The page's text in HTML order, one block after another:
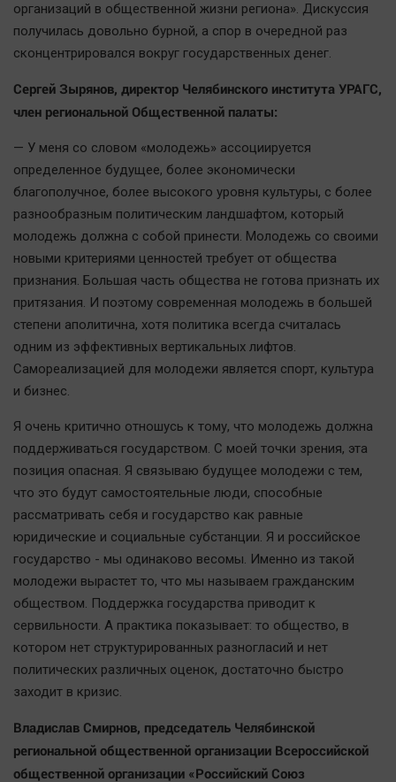
Обсуждаем
Последняя инстанция
Тенденции
Точка на карте
организаций в общественной жизни региона». Дискуссия
получилась довольно бурной, а спор в очередной раз
сконцентрировался вокруг государственных денег.
Сергей Зырянов, директор Челябинского института УРАГС,
член региональной Общественной палаты:
— У меня со словом «молодежь» ассоциируется
определенное будущее, более экономически
благополучное, более высокого уровня культуры, с более
разнообразным политическим ландшафтом, который
молодежь должна с собой принести. Молодежь со своими
новыми критериями ценностей требует от общества
признания. Большая часть общества не готова признать их
притязания. И поэтому современная молодежь в большей
степени аполитична, хотя политика всегда считалась
одним из эффективных вертикальных лифтов.
Самореализацией для молодежи является спорт, культура
и бизнес.
Я очень критично отношусь к тому, что молодежь должна
поддерживаться государством. С моей точки зрения, эта
позиция опасная. Я связываю будущее молодежи с тем,
что это будут самостоятельные люди, способные
рассматривать себя и государство как равные
юридические и социальные субстанции. Я и российское
государство - мы одинаково весомы. Именно из такой
молодежи вырастет то, что мы называем гражданским
обществом. Поддержка государства приводит к
сервильности. А практика показывает: то общество, в
котором нет структурированных разногласий и нет
политических различных оценок, достаточно быстро
заходит в кризис.
Владислав Смирнов, председатель Челябинской
региональной общественной организации Всероссийской
общественной организации «Российский Союз